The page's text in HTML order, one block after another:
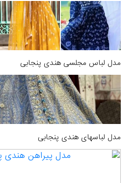
مدل لباس مجلسی هندی پنجابی
مدل لباسهای هندی پنجابی